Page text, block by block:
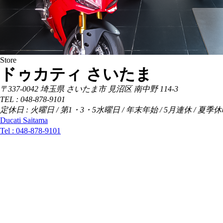
Store
ドゥカティ さいたま
〒337-0042 埼玉県 さいたま市 見沼区 南中野 114-3
TEL : 048-878-9101
定休日 : 火曜日 / 第1・3・5水曜日 / 年末年始 / 5月連休 / 夏季
Ducati Saitama
Tel : 048-878-9101